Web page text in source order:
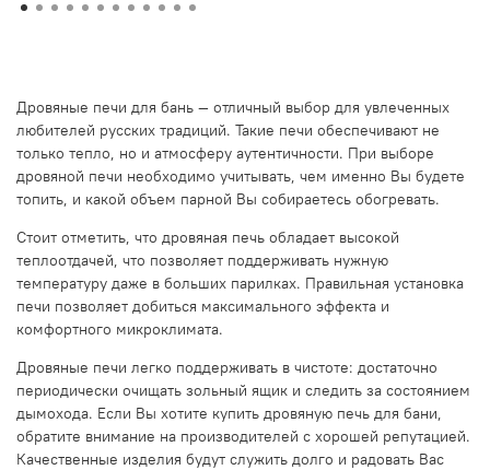
Дровяные печи для бань — отличный выбор для увлеченных
любителей русских традиций. Такие печи обеспечивают не
только тепло, но и атмосферу аутентичности. При выборе
дровяной печи необходимо учитывать, чем именно Вы будете
топить, и какой объем парной Вы собираетесь обогревать.
Стоит отметить, что дровяная печь обладает высокой
теплоотдачей, что позволяет поддерживать нужную
температуру даже в больших парилках. Правильная установка
печи позволяет добиться максимального эффекта и
комфортного микроклимата.
Дровяные печи легко поддерживать в чистоте: достаточно
периодически очищать зольный ящик и следить за состоянием
дымохода. Если Вы хотите купить дровяную печь для бани,
обратите внимание на производителей с хорошей репутацией.
Качественные изделия будут служить долго и радовать Вас